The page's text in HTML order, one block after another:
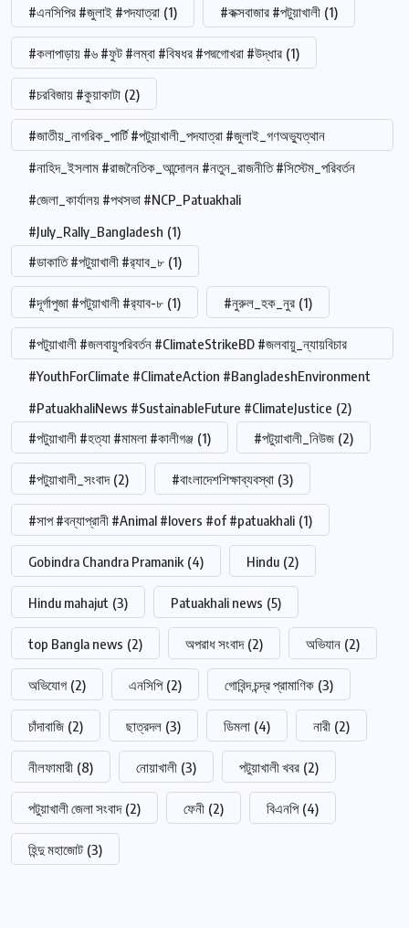
#এনসিপির #জুলাই #পদযাত্রা (1) #কক্সবাজার #পটুয়াখালী (1)
#কলাপাড়ায় #৬ #ফুট #লম্বা #বিষধর #পদ্মগোখরা #উদ্ধার (1)
#চরবিজায় #কুয়াকাটা (2)
#জাতীয়_নাগরিক_পার্টি #পটুয়াখালী_পদযাত্রা #জুলাই_গণঅভ্যুত্থান
#নাহিদ_ইসলাম #রাজনৈতিক_আন্দোলন #নতুন_রাজনীতি #সিস্টেম_পরিবর্তন
#জেলা_কার্যালয় #পথসভা #NCP_Patuakhali
#July_Rally_Bangladesh (1)
#ডাকাতি #পটুয়াখালী #র‍্যাব_৮ (1)
#দূর্গাপুজা #পটুয়াখালী #র‍্যাব-৮ (1) #নুরুল_হক_নুর (1)
#পটুয়াখালী #জলবায়ুপরিবর্তন #ClimateStrikeBD #জলবায়ু_ন্যায়বিচার
#YouthForClimate #ClimateAction #BangladeshEnvironment
#PatuakhaliNews #SustainableFuture #ClimateJustice (2)
#পটুয়াখালী #হত্যা #মামলা #কালীগঞ্জ (1) #পটুয়াখালী_নিউজ (2)
#পটুয়াখালী_সংবাদ (2) #বাংলাদেশশিক্ষাব্যবস্থা (3)
#সাপ #বন্যাপ্রানী #Animal #lovers #of #patuakhali (1)
Gobindra Chandra Pramanik (4) Hindu (2)
Hindu mahajut (3) Patuakhali news (5)
top Bangla news (2) অপরাধ সংবাদ (2) অভিযান (2)
অভিযোগ (2) এনসিপি (2) গোবিন্দ চন্দ্র প্রামাণিক (3)
চাঁদাবাজি (2) ছাত্রদল (3) ডিমলা (4) নারী (2)
নীলফামারী (8) নোয়াখালী (3) পটুয়াখালী খবর (2)
পটুয়াখালী জেলা সংবাদ (2) ফেনী (2) বিএনপি (4)
হিন্দু মহাজোট (3)